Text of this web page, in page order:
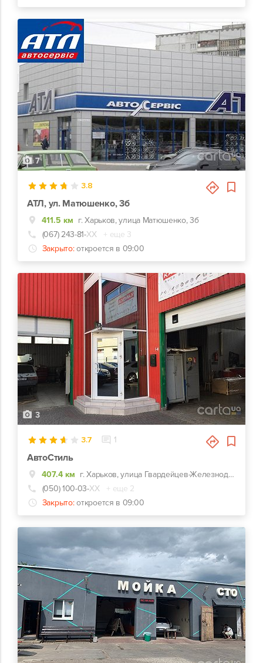
7
3.8
АТЛ, ул. Матюшенко, 3б
411.5 км г. Харьков, улица Матюшенко, 3б
(067) 243-81-ХХ
+ еще 3
Закрыто: откроется в 09:00
3
3.7 1
АвтоСтиль
407.4 км
г. Харьков, улица Гвардейцев-Железнодорожников, 11, Красно-зеленый комплекс СТО-Автомойка-Автомагазин. Недалеко от перекрестка Макдональдс на ЮЖД.
(050) 100-03-ХХ
+ еще 2
Закрыто: откроется в 09:00